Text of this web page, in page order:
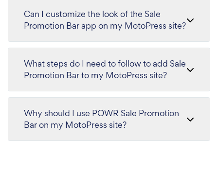
Can I customize the look of the Sale
Promotion Bar app on my MotoPress site?
What steps do I need to follow to add Sale
Promotion Bar to my MotoPress site?
Why should I use POWR Sale Promotion
Bar on my MotoPress site?